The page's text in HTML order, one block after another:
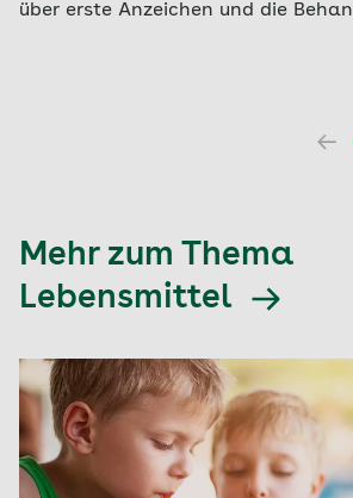
über erste Anzeichen und die
Mehr zum Thema
Lebensmittel